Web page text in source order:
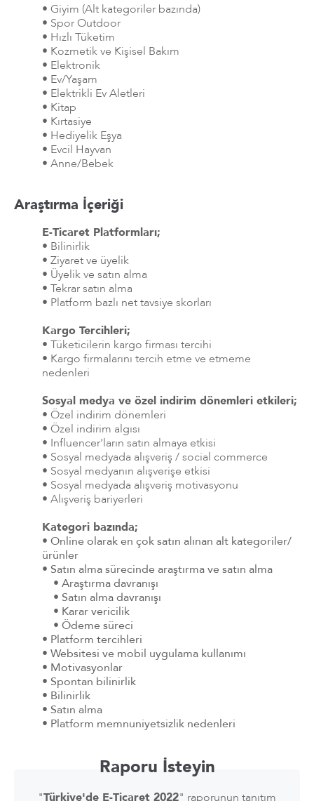
• Giyim (Alt kategoriler bazında)
• Spor Outdoor
• Hızlı Tüketim
• Kozmetik ve Kişisel Bakım
• Elektronik
• Ev/Yaşam
• Elektrikli Ev Aletleri
• Kitap
• Kırtasiye
• Hediyelik Eşya
• Evcil Hayvan
• Anne/Bebek
Araştırma İçeriği
E-Ticaret Platformları;
• Bilinirlik
• Ziyaret ve üyelik
• Üyelik ve satın alma
• Tekrar satın alma
• Platform bazlı net tavsiye skorları
Kargo Tercihleri;
• Tüketicilerin kargo firması tercihi
• Kargo firmalarını tercih etme ve etmeme
nedenleri
Sosyal medya ve özel indirim dönemleri etkileri;
• Özel indirim dönemleri
• Özel indirim algısı
• Influencer'ların satın almaya etkisi
• Sosyal medyada alışveriş / social commerce
• Sosyal medyanın alışverişe etkisi
• Sosyal medyada alışveriş motivasyonu
• Alışveriş bariyerleri
Kategori bazında;
• Online olarak en çok satın alınan alt kategoriler/
ürünler
• Satın alma sürecinde araştırma ve satın alma
• Araştırma davranışı
• Satın alma davranışı
• Karar vericilik
• Ödeme süreci
• Platform tercihleri
• Websitesi ve mobil uygulama kullanımı
• Motivasyonlar
• Spontan bilinirlik
• Bilinirlik
• Satın alma
• Platform memnuniyetsizlik nedenleri
Raporu İsteyin
"Türkiye'de E-Ticaret 2022" raporunun tanıtım